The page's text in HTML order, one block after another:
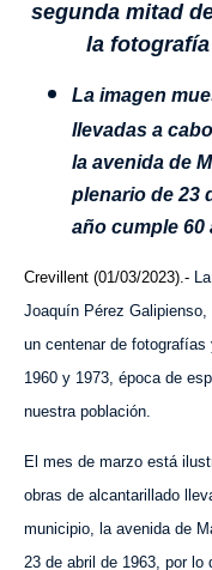
segunda mitad
la
La imagen
llevadas a
la avenida de
plenario de 23
año cumple 60
Crevillent (01/03/2023).-
Joaquín Pérez
un centenar de
1960 y 1973, época de
nuestra población.
El mes de marzo está
obras de alcantarillado
municipio, la avenida de
23 de abril de 1963, por lo